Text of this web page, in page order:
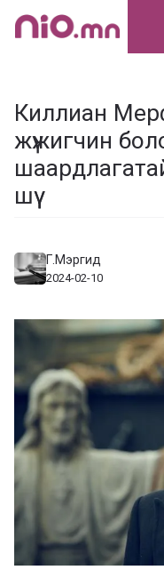
Skip
Киллиан
жүжигчин
шүү
Г.Мэргид
2024-02-10